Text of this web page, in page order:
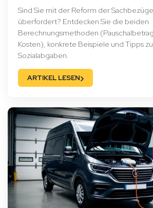
Sind Sie mit der Reform der
überfordert? Entdecken Sie die beiden
Berechnungsmethoden
Kosten), konkrete Beispiele und Tipps
Sozialabgaben.
ARTIKEL LESEN›